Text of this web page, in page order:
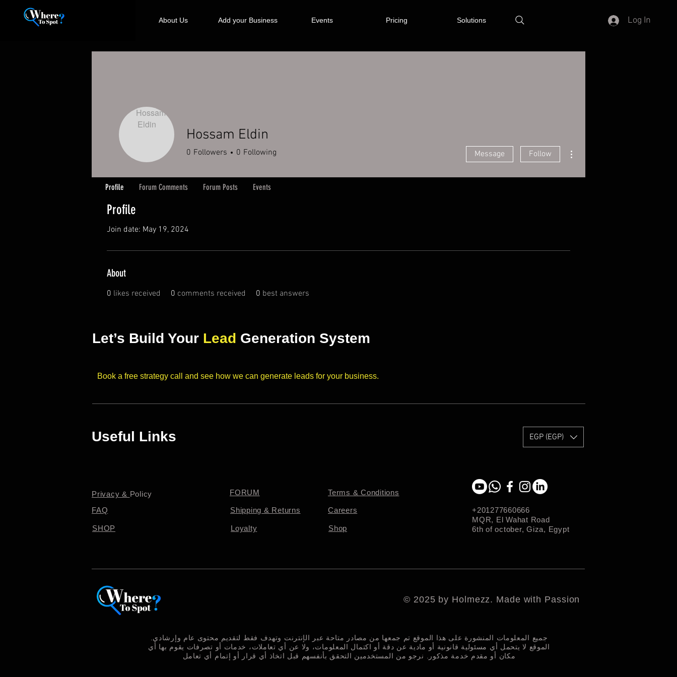
About Us Add your Business Events Pricing Solutions Log In
Profile
Join date: May 19, 2024
About
0 likes received 0 comments received 0 best answers
Hossam Eldin
0 Followers 0 Following Message Follow
Profile Forum Comments Forum Posts Events
Let’s Build Your Lead Generation System
Book a free strategy call and see how we can generate leads for your business.
Useful Links
Privacy & Policy
FAQ
SHOP
FORUM
Shipping & Returns
Loyalty
Terms & Conditions
Careers
Shop
EGP (EGP)
+201277660666
MQR, El Wahat Road
6th of october, Giza, Egypt
© 2025 by Holmezz. Made with Passion
جميع المعلومات المنشورة على هذا الموقع تم جمعها من مصادر متاحة عبر الإنترنت وتهدف فقط لتقديم محتوى عام وإرشادي.
الموقع لا يتحمل أي مسئولية قانونية أو مادية عن دقة أو اكتمال المعلومات، ولا عن أي تعاملات، خدمات أو تصرفات يقوم بها أي
مكان أو مقدم خدمة مذكور. نرجو من المستخدمين التحقق بأنفسهم قبل اتخاذ أي قرار أو إتمام أي تعامل